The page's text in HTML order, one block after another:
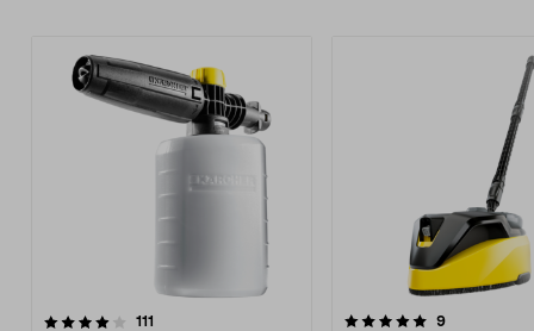
111
5.0 viidestä
9arvostelut
4.5 viidestä